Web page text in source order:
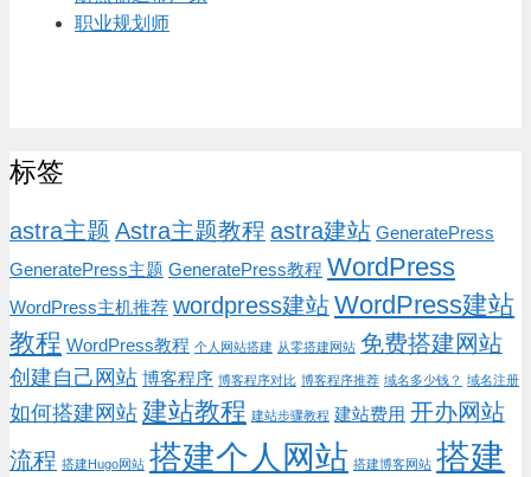
职业规划师
标签
astra主题 Astra主题教程 astra建站 GeneratePress
GeneratePress主题 GeneratePress教程 WordPress
WordPress主机推荐 wordpress建站WordPress建站
教程 WordPress教程 个人网站搭建 从零搭建网站 免费搭建网站
创建自己网站 博客程序 博客程序对比 博客程序推荐 域名多少钱？ 域名注册
如何搭建网站 建站教程 建站步骤教程 建站费用 开办网站
流程 搭建Hugo网站 搭建个人网站 搭建博客网站 搭建